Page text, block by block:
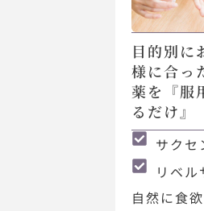
目的別に
様に合っ
薬を『服
るだけ』
サクセ
リベル
自然に食